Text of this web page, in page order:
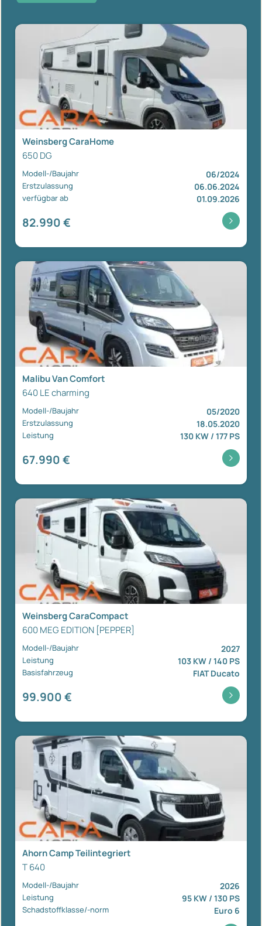
Weinsberg CaraHome
650 DG
Modell-/Baujahr 06/2024
Erstzulassung 06.06.2024
verfügbar ab 01.09.2026
82.990 €
Malibu Van Comfort
640 LE charming
Modell-/Baujahr 05/2020
Erstzulassung 18.05.2020
Leistung 130 KW / 177 PS
67.990 €
Weinsberg CaraCompact
600 MEG EDITION [PEPPER]
Modell-/Baujahr 2027
Leistung 103 KW / 140 PS
Basisfahrzeug FIAT Ducato
99.900 €
Ahorn Camp Teilintegriert
T 640
Modell-/Baujahr 2026
Leistung 95 KW / 130 PS
Schadstoffklasse/-norm Euro 6